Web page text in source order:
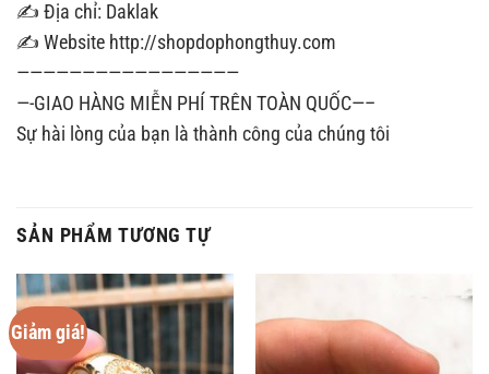
✍ Địa chỉ: Daklak
✍ Website http://shopdophongthuy.com
—————————————————
—-GIAO HÀNG MIỄN PHÍ TRÊN TOÀN QUỐC—–
Sự hài lòng của bạn là thành công của chúng tôi
SẢN PHẨM TƯƠNG TỰ
Giảm giá!